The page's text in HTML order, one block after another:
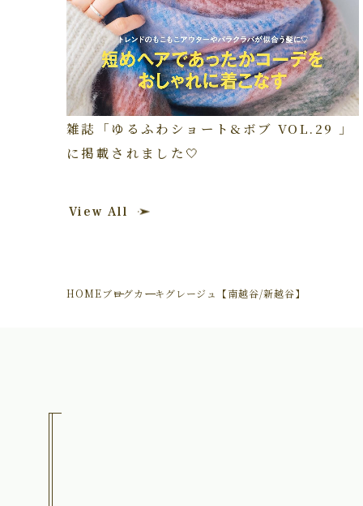
雑誌「ゆるふわショート&ボブ VOL.29 」
に掲載されました🤍
View All
HOMEブログカーキグレージュ【南越谷/新越谷】